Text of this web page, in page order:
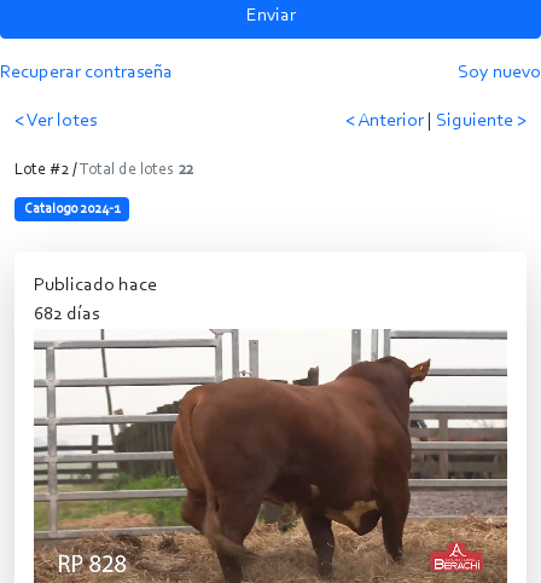
Enviar
Recuperar contraseña Soy nuevo
< Ver lotes < Anterior Siguiente >
Lote #2 /Total de lotes 22
Catalogo 2024-1
Publicado hace
682 días